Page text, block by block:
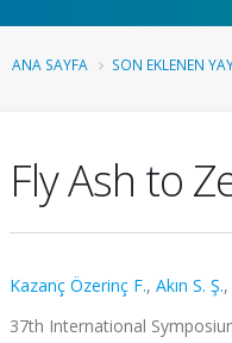
ANA SAYFA SON EKLENEN
Fly Ash to
Kazanç Özerinç F., Akın S. Ş.,
37th International